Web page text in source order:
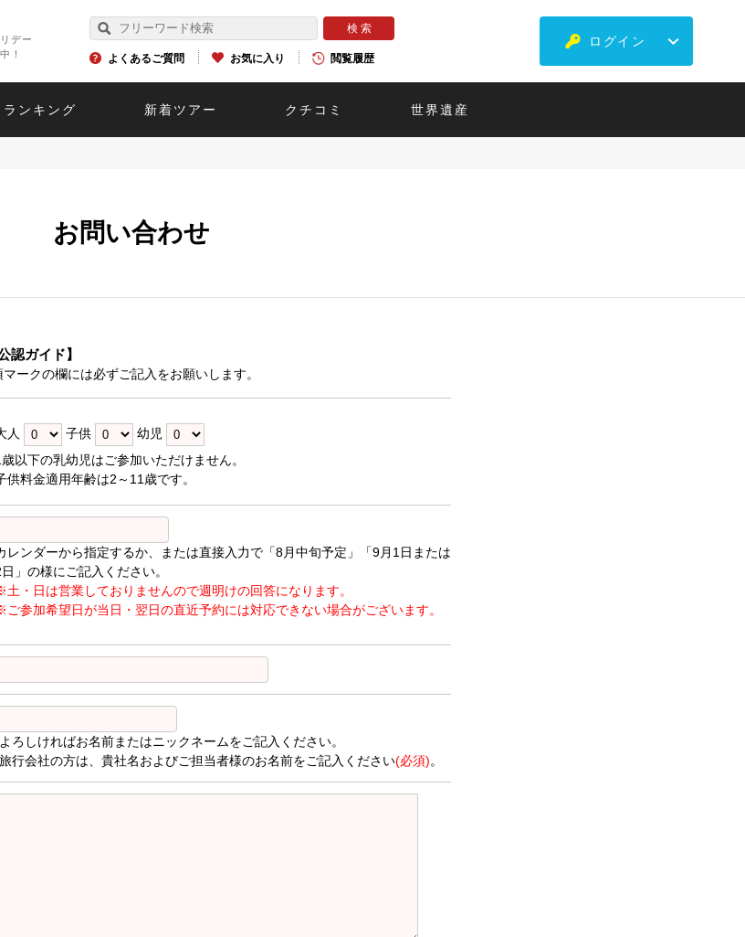
デー
！
よくあるご質問 お気に入り 閲覧履歴
ログイン
ランキング 新着ツアー クチコミ 世界遺産
お問い合わせ
認ガイド】
ークの欄には必ずご記入をお願いします。
人 子供
幼児
歳以下の乳幼児はご参加いただけません。
供料金適用年齢は2～11歳です。
レンダーから指定するか、または直接入力で「8月中旬予定」「9月1日または
日」の様にご記入ください。
土・日は営業しておりませんので週明けの回答になります。
ご参加希望日が当日・翌日の直近予約には対応できない場合がございます。
ろしければお名前またはニックネームをご記入ください。
行会社の方は、貴社名およびご担当者様のお名前をご記入ください(必須)。